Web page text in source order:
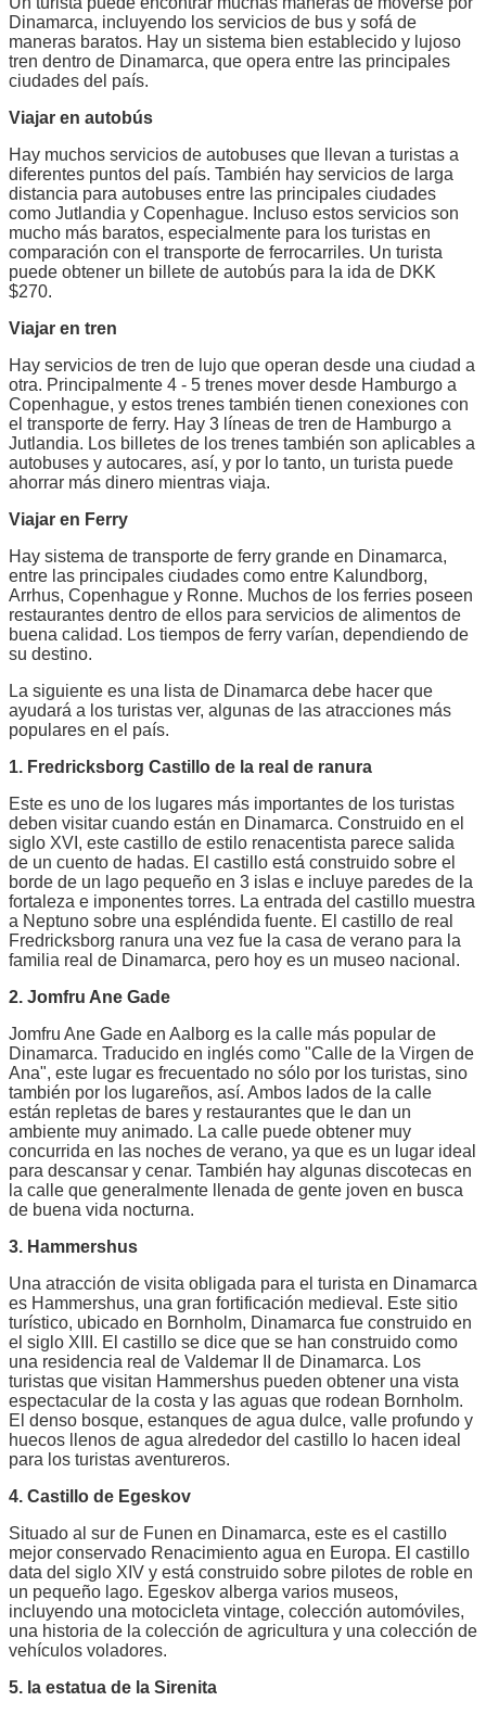
Dinamarca, incluyendo los servicios de bus y sofá de
maneras baratos. Hay un sistema bien establecido y lujoso
tren dentro de Dinamarca, que opera entre las principales
ciudades del país.
Viajar en autobús
Hay muchos servicios de autobuses que llevan a turistas a
diferentes puntos del país. También hay servicios de larga
distancia para autobuses entre las principales ciudades
como Jutlandia y Copenhague. Incluso estos servicios son
mucho más baratos, especialmente para los turistas en
comparación con el transporte de ferrocarriles. Un turista
puede obtener un billete de autobús para la ida de DKK
$270.
Viajar en tren
Hay servicios de tren de lujo que operan desde una ciudad a
otra. Principalmente 4 - 5 trenes mover desde Hamburgo a
Copenhague, y estos trenes también tienen conexiones con
el transporte de ferry. Hay 3 líneas de tren de Hamburgo a
Jutlandia. Los billetes de los trenes también son aplicables a
autobuses y autocares, así, y por lo tanto, un turista puede
ahorrar más dinero mientras viaja.
Viajar en Ferry
Hay sistema de transporte de ferry grande en Dinamarca,
entre las principales ciudades como entre Kalundborg,
Arrhus, Copenhague y Ronne. Muchos de los ferries poseen
restaurantes dentro de ellos para servicios de alimentos de
buena calidad. Los tiempos de ferry varían, dependiendo de
su destino.
La siguiente es una lista de Dinamarca debe hacer que
ayudará a los turistas ver, algunas de las atracciones más
populares en el país.
1. Fredricksborg Castillo de la real de ranura
Este es uno de los lugares más importantes de los turistas
deben visitar cuando están en Dinamarca. Construido en el
siglo XVI, este castillo de estilo renacentista parece salida
de un cuento de hadas. El castillo está construido sobre el
borde de un lago pequeño en 3 islas e incluye paredes de la
fortaleza e imponentes torres. La entrada del castillo muestra
a Neptuno sobre una espléndida fuente. El castillo de real
Fredricksborg ranura una vez fue la casa de verano para la
familia real de Dinamarca, pero hoy es un museo nacional.
2. Jomfru Ane Gade
Jomfru Ane Gade en Aalborg es la calle más popular de
Dinamarca. Traducido en inglés como "Calle de la Virgen de
Ana", este lugar es frecuentado no sólo por los turistas, sino
también por los lugareños, así. Ambos lados de la calle
están repletas de bares y restaurantes que le dan un
ambiente muy animado. La calle puede obtener muy
concurrida en las noches de verano, ya que es un lugar ideal
para descansar y cenar. También hay algunas discotecas en
la calle que generalmente llenada de gente joven en busca
de buena vida nocturna.
3. Hammershus
Una atracción de visita obligada para el turista en Dinamarca
es Hammershus, una gran fortificación medieval. Este sitio
turístico, ubicado en Bornholm, Dinamarca fue construido en
el siglo XIII. El castillo se dice que se han construido como
una residencia real de Valdemar II de Dinamarca. Los
turistas que visitan Hammershus pueden obtener una vista
espectacular de la costa y las aguas que rodean Bornholm.
El denso bosque, estanques de agua dulce, valle profundo y
huecos llenos de agua alrededor del castillo lo hacen ideal
para los turistas aventureros.
4. Castillo de Egeskov
Situado al sur de Funen en Dinamarca, este es el castillo
mejor conservado Renacimiento agua en Europa. El castillo
data del siglo XIV y está construido sobre pilotes de roble en
un pequeño lago. Egeskov alberga varios museos,
incluyendo una motocicleta vintage, colección automóviles,
una historia de la colección de agricultura y una colección de
vehículos voladores.
5. la estatua de la Sirenita